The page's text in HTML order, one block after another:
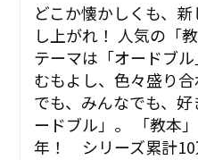
どこか懐かしくも、
し上がれ！ 人気の「
テーマは「オードブ
むもよし、色々盛り
でも、みんなでも、
ードブル」。 「教本
年！ シリーズ累計10